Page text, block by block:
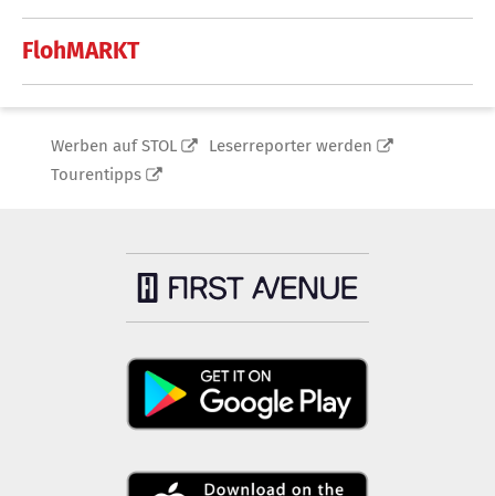
FlohMARKT
Werben auf STOL
Leserreporter werden
Tourentipps